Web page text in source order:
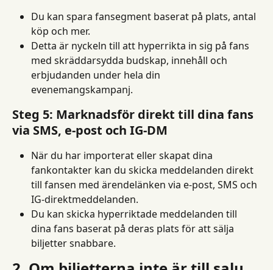
Du kan spara fansegment baserat på plats, antal
köp och mer.
Detta är nyckeln till att hyperrikta in sig på fans
med skräddarsydda budskap, innehåll och
erbjudanden under hela din
evenemangskampanj.
Steg 5: Marknadsför direkt till dina fans
via SMS, e-post och IG-DM
När du har importerat eller skapat dina
fankontakter kan du skicka meddelanden direkt
till fansen med ärendelänken via e-post, SMS och
IG-direktmeddelanden.
Du kan skicka hyperriktade meddelanden till
dina fans baserat på deras plats för att sälja
biljetter snabbare.